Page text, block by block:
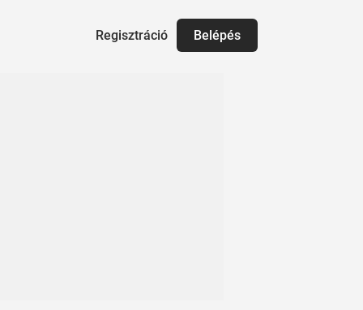
Belépés
Regisztráció